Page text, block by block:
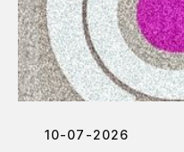
10-07-2026